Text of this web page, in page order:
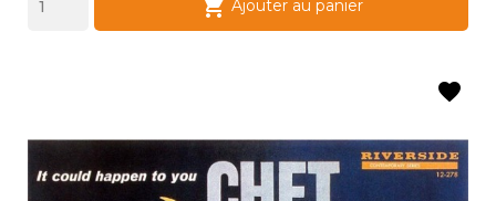
 Ajouter au panier
favorite